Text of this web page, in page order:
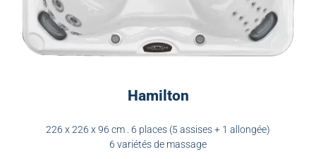
Hamilton
226 x 226 x 96 cm . 6 places (5 assises + 1 allongée)
6 variétés de massage